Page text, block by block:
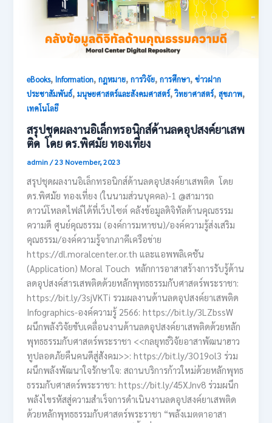
eBooks,Information,กฎหมาย,การวิจัย,การศึกษา,ข่าวฝาก
ประชาสัมพันธ์,มนุษยศาสตร์และสังคมศาสตร์,วิทยาศาสตร์,สุขภาพ,
เทคโนโลยี
สรุปชุดผลงานอิเล็กทรอนิกส์ด้านลดอุปสงค์ยาเสพ
ติด โดย ดร.พิศมัย ทองเที่ยง
admin/23 November, 2023
สรุปชุดผลงานอิเล็กทรอนิกส์ด้านลดอุปสงค์ยาเสพติด โดย
ดร.พิศมัย ทองเที่ยง (ในนามส่วนบุคคล)-1 @สามารถ
ดาวน์โหลดไฟล์ได้ที่เว็บไซต์ คลังข้อมูลดิจิทัลด้านคุณธรรม
ความดี ศูนย์คุณธรรม (องค์การมหาชน)/องค์ความรู้ส่งเสริม
คุณธรรม/องค์ความรู้จากภาคีเครือข่าย
https://dl.moralcenter.or.th และแอพพลิเคชัน
(Application) Moral Touch หลักการอาสาสร้างการรับรู้ด้าน
ลดอุปสงค์สารเสพติดด้วยหลักพุทธธรรมกับศาสตร์พระราชา:
https://bit.ly/3sjVKTi รวมผลงานด้านลดอุปสงค์ยาเสพติด
Infographics-องค์ความรู้ 2566: https://bit.ly/3LZbssW
ผนึกพลังวิจัยขับเคลื่อนงานด้านลดอุปสงค์ยาเสพติดด้วยหลัก
พุทธธรรมกับศาสตร์พระราชา <<กลยุทธ์วิจัยอาสาพัฒนาฮาว
ทูปลอดภัยคืนคนดีสู่สังคม>>: https://bit.ly/3O19ol3 ร่วม
ผนึกพลังพัฒนาใจรักษาใจ: สถานบริการก้าวใหม่ด้วยหลักพุทธ
ธรรมกับศาสตร์พระราชา: https://bit.ly/45XJnv8 ร่วมผนึก
พลังไขรหัสสู่ความสำเร็จการดำเนินงานลดอุปสงค์ยาเสพติด
ด้วยหลักพุทธธรรมกับศาสตร์พระราชา “พลังเมตตาอาสา